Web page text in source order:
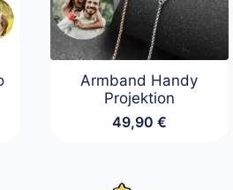
Armband Handy
Projektion
49,90 €